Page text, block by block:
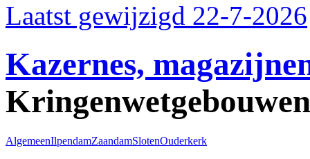
Laatst gewijzigd 22-7-2026
Kazernes,
Kringenwetgebouwen
AlgemeenIlpendamZaandamSlotenOuderkerk